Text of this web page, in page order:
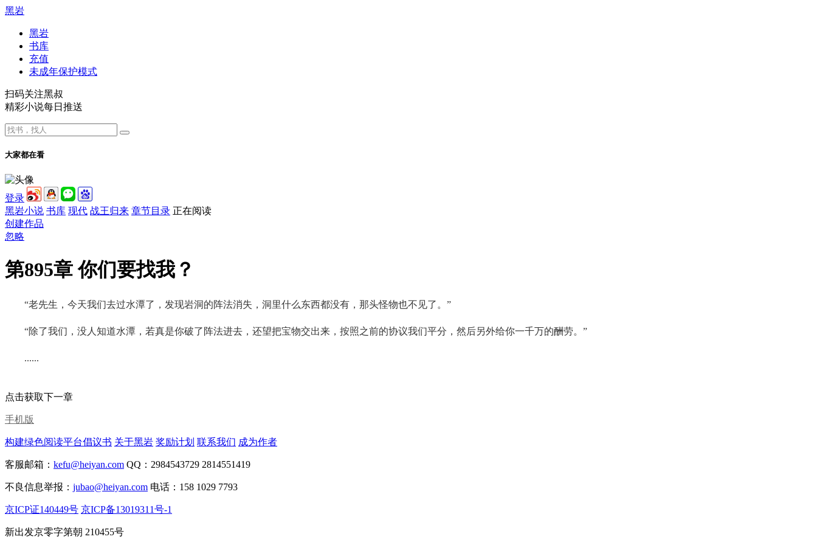
黑岩
黑岩
书库
充值
未成年保护模式
扫码关注黑叔
精彩小说每日推送
大家都在看
登录
黑岩小说 书库 现代 战王归来 章节目录 正在阅读
创建作品
忽略
第895章 你们要找我？
“老先生，今天我们去过水潭了，发现岩洞的阵法消失，洞里什么东西都没有，那头怪物也不见了。”
“除了我们，没人知道水潭，若真是你破了阵法进去，还望把宝物交出来，按照之前的协议我们平分，然后另外给你一千万的酬劳。”
......
点击获取下一章
手机版
构建绿色阅读平台倡议书 关于黑岩 奖励计划 联系我们 成为作者
客服邮箱： kefu@heiyan.com QQ：2984543729 2814551419
不良信息举报： jubao@heiyan.com 电话：158 1029 7793
京ICP证140449号 京ICP备13019311号-1
新出发京零字第朝 210455号